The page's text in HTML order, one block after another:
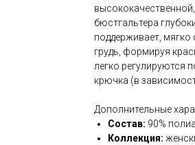
бюстгальтера
поддерживает, мягко
грудь, формируя
легко регулируются
крючка (в
Дополнительные
Состав: 90%
Коллекция: